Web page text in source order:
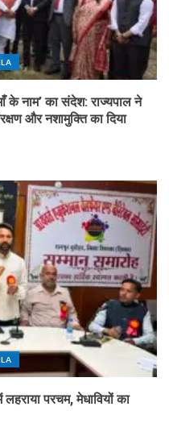
के नाम’ का संदेश: राज्यपाल ने
और नशामुक्ति का दिया
परचम, मेधावियों का